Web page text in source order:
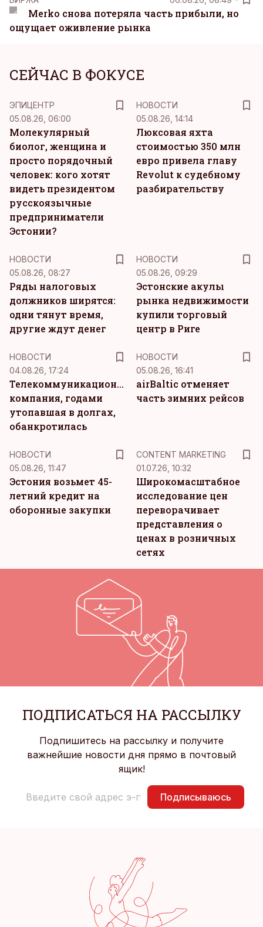
Merko снова потеряла часть прибыли, но
ощущает оживление рынка
СЕЙЧАС В ФОКУСЕ
ЭПИЦЕНТР
05.08.26, 06:00
Молекулярный
биолог, женщина и
просто порядочный
человек: кого хотят
видеть президентом
русскоязычные
предприниматели
Эстонии?
НОВОСТИ
05.08.26, 14:14
Люксовая яхта
стоимостью 350 млн
евро привела главу
Revolut к судебному
разбирательству
НОВОСТИ
05.08.26, 08:27
Ряды налоговых
должников ширятся:
одни тянут время,
другие ждут денег
НОВОСТИ
05.08.26, 09:29
Эстонские акулы
рынка недвижимости
купили торговый
центр в Риге
НОВОСТИ
04.08.26, 17:24
Телекоммуникационная
компания, годами
утопавшая в долгах,
обанкротилась
НОВОСТИ
05.08.26, 16:41
airBaltic отменяет
часть зимних рейсов
НОВОСТИ
05.08.26, 11:47
Эстония возьмет 45-
летний кредит на
оборонные закупки
CONTENT MARKETING
01.07.26, 10:32
Широкомасштабное
исследование цен
переворачивает
представления о
ценах в розничных
сетях
ПОДПИСАТЬСЯ НА РАССЫЛКУ
Подпишитесь на рассылку и получите
важнейшие новости дня прямо в почтовый
ящик!
Подписываюсь